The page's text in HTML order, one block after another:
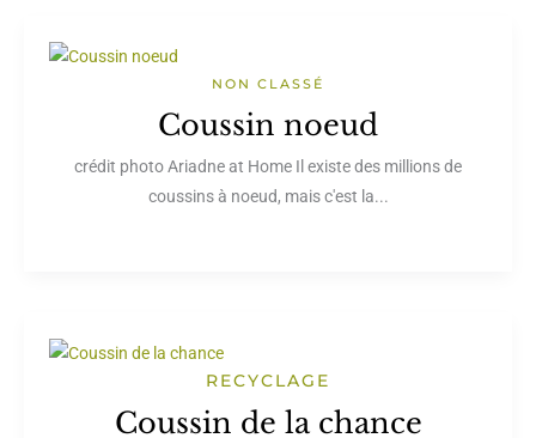
NON CLASSÉ
Coussin noeud
crédit photo Ariadne at Home Il existe des millions de
coussins à noeud, mais c'est la...
RECYCLAGE
Coussin de la chance